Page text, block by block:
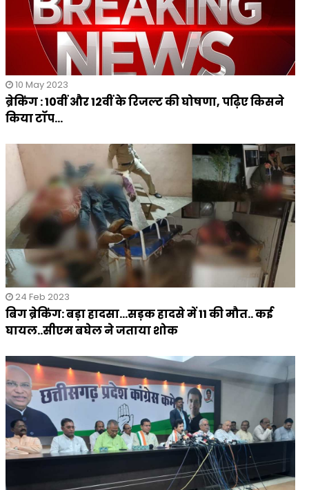
10 May 2023
ब्रेकिंग : 10वीं और 12वीं के रिजल्ट की घोषणा, पढ़िए किसने
किया टॉप...
24 Feb 2023
बिग ब्रेकिंग: बड़ा हादसा...सड़क हादसे में 11 की मौत.. कई
घायल..सीएम बघेल ने जताया शोक